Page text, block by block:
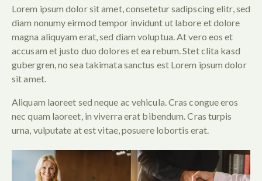
Lorem ipsum dolor sit amet, consetetur sadipscing elitr, sed
diam nonumy eirmod tempor invidunt ut labore et dolore
magna aliquyam erat, sed diam voluptua. At vero eos et
accusam et justo duo dolores et ea rebum. Stet clita kasd
gubergren, no sea takimata sanctus est Lorem ipsum dolor
sit amet.
Aliquam laoreet sed neque ac vehicula. Cras congue eros
nec quam laoreet, in viverra erat bibendum. Cras turpis
urna, vulputate at est vitae, posuere lobortis erat.